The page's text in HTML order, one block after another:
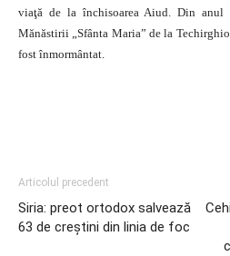
viaţă de la închisoarea Aiud. Din anul
Mănăstirii „Sfânta Maria” de la
fost înmormântat.
Articolul precedent
Siria: preot ortodox salvează
63 de creștini din linia de foc